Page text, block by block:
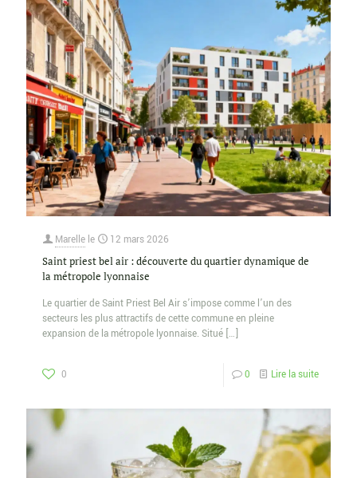
Marelle le 12 mars 2026
Saint priest bel air : découverte du quartier dynamique de
la métropole lyonnaise
Le quartier de Saint Priest Bel Air s’impose comme l’un des
secteurs les plus attractifs de cette commune en pleine
expansion de la métropole lyonnaise. Situé […]
0 0 Lire la suite